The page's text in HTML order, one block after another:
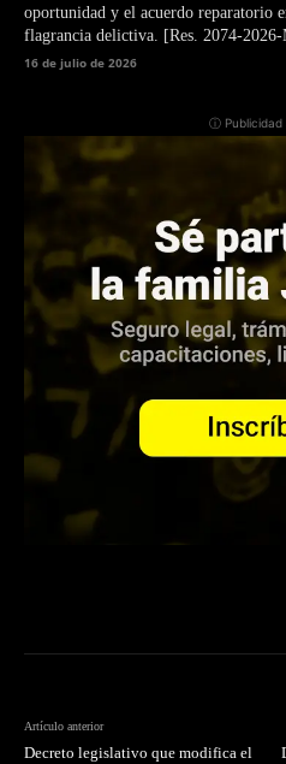
oportunidad y el acuerdo reparatorio
flagrancia delictiva. [Res. 2074-
16 de julio de 2026
ⓘ Publicidad
Artículo anterior
Decreto legislativo que modifica el